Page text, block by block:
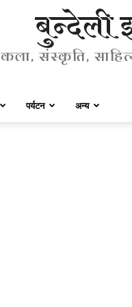
कला, संस्कृति,
पर्यटन अन्य